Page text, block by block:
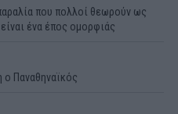
που πολλοί θεωρούν ως
ένα έπος ομορφιάς
ο Παναθηναϊκός